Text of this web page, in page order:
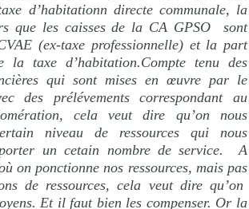
d’habitationn directe communale, la
que les caisses de la CA GPSO
sont
(ex-taxe professionnelle) et la part
la taxe d’habitation.Compte tenu des
qui sont mises en œuvre par le
des prélévements correspondant au
cela veut dire qu’on nous
niveau de ressources qui nous
un cetain nombre de service.
A
on ponctionne nos ressources, mais pas
de ressources, cela veut dire qu’on
Et il faut bien les compenser. Or la